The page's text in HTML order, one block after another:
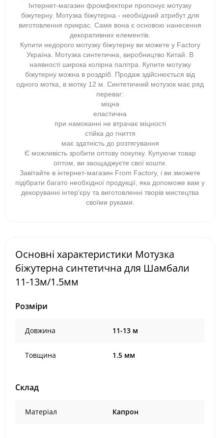
Інтернет-магазин фромфектори пропонує мотузку
біжутерну. Мотузка біжутерна - необхідний атрибут для
виготовлення прикрас. Саме вона є основою нанесення
декоративних елементів.
Купити недорого мотузку біжутерну ви можете у Factory
Україна. Мотузка синтетична, виробництво Китай. В
наявності широка колірна палітра. Купити мотузку
біжутерну можна в роздріб. Продаж здійснюється від
одного мотка, в мотку 12 м. Синтетичний мотузок має ряд
переваг:
міцна
еластична
при намоканні не втрачає міцності
стійка до гниття
має здатність до розтягування
Є можливість зробити оптову покупку. Купуючи товар
оптом, ви заощаджуєте свої кошти.
Завітайте в інтернет-магазин From Factory, і ви зможете
підібрати багато необхідної продукції, яка допоможе вам у
декоруванні інтер'єру та виготовленні творів мистецтва
своїми руками.
Основні характеристики Мотузка
біжутерна синтетична для Шамбали
11-13м/1.5мм
Розміри
Довжина 11-13 м
Товщина 1.5 мм
Склад
Матеріал Капрон